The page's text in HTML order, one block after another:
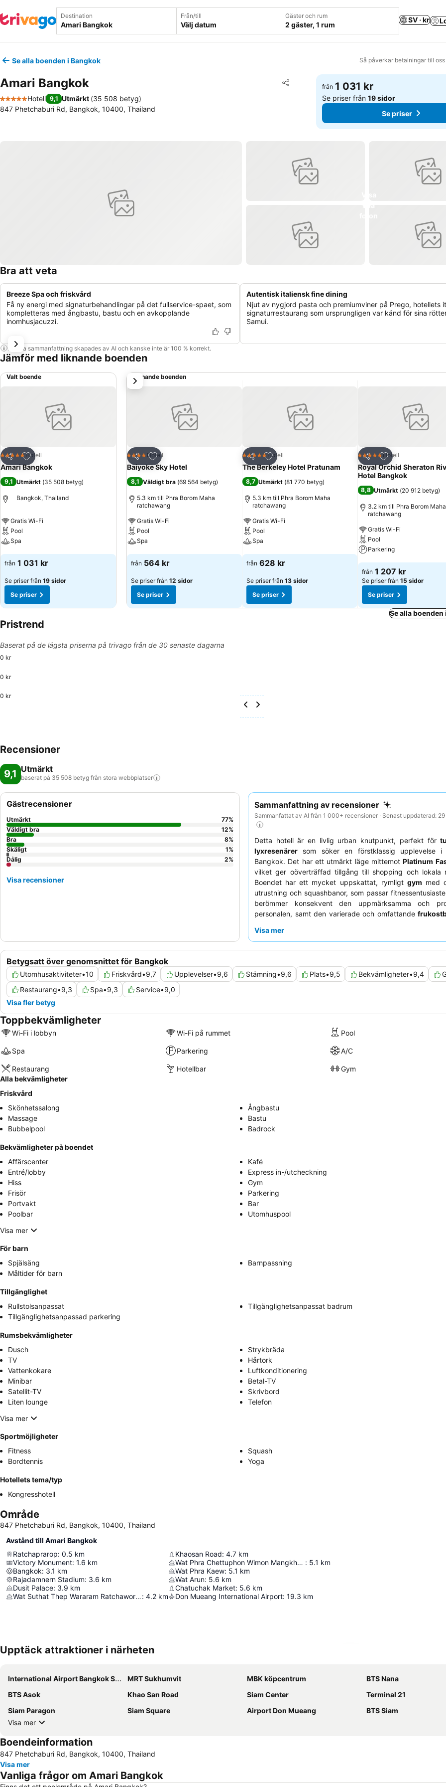
Destination Från/till
Välj datum
Gäster och rum
2 gäster, 1 rum
SV · kr
Se alla boenden i Bangkok Så påverkar betalningar till
Amari Bangkok Dela
Lägg till i Mina Favoriter
5 Stjärnor
Hotell 9,1 Utmärkt (35 508 betyg)
847 Phetchaburi Rd, Bangkok, 10400, Thailand
från 1 031 kr
Se priser från19 sidor
Se priser
Bra att veta
Breeze Spa och friskvård
Få ny energi med signaturbehandlingar på det fullservice-spaet, som
kompletteras med ångbastu, bastu och en avkopplande
inomhusjacuzzi.
Autentisk italiensk fine dining
Njut av nygjord pasta och premiumviner på Prego, hotellets
signaturrestaurang som ursprungligen var känd för sina
Samui.
Denna sammanfattning skapades av AI och kanske inte är 100 % korrekt.
Jämför med liknande boenden
Valt boende
Dela
Lägg till i Mina Favoriter
5 StjärnorHotell
Amari Bangkok
9,1 Utmärkt (35 508 betyg)
Bangkok, Thailand
Gratis Wi-Fi
Pool
Spa
Se priser
från 1 031 kr
Se priser från 19 sidor
Se priser
Liknande boenden
Dela
Lägg till i Mina Favoriter
4 StjärnorHotell
Baiyoke Sky Hotel
8,1 Väldigt bra (69 564 betyg)
5.3 km till Phra Borom Maha
ratchawang
Gratis Wi-Fi
Pool
Spa
Se priser
från 564 kr
Se priser från 12 sidor
Se priser
Dela
Lägg till i Mina Favoriter
5 StjärnorHotell
The Berkeley Hotel Pratunam
8,7 Utmärkt (81 770 betyg)
5.3 km till Phra Borom Maha
ratchawang
Gratis Wi-Fi
Pool
Spa
Se priser
från 628 kr
Se priser från 13 sidor
Se priser
Dela
Lägg till i Mina
5 StjärnorHotell
Royal Orchid Sheraton
Hotel Bangkok
8,8 Utmärkt (20 912 betyg)
3.2 km till Phra Borom Maha
ratchawang
Gratis Wi-Fi
Pool
Parkering
Se priser
från 1 207 kr
Se priser från 15 sidor
Se priser
nästa
Se alla boenden
Pristrend
Baserat på de lägsta priserna på trivago från de 30 senaste dagarna
0 kr
0 kr
0 kr
Recensioner
9,1 Utmärkt
baserat på 35 508 betyg från stora webbplatser
Sammanfattning av recensioner
Sammanfattat av AI från 1 000+ recensioner · Senast uppdaterad:
Detta hotell är en livlig urban knutpunkt, perfekt för
lyxresenärer som söker en förstklassig upplevelse
Bangkok. Det har ett utmärkt läge mittemotPlatinum
vilket ger oöverträffad tillgång till shopping och lokala
Boendet har ett mycket uppskattat, rymligt gym med
utrustning och squashbanor, som passar
berömmer konsekvent den uppmärksamma och
personalen, samt den varierade och omfattande
en förbättrad vistelse, överväg att boka ett rum på en
Visa mer
Betygsatt över genomsnittet för Bangkok
Utomhusaktiviteter•10 Friskvård•9,7 Upplevelser•9,6 Stämning•9,6 Plats•9,5 Bekvämligheter•9,4
Restaurang•9,3 Spa•9,3 Service•9,0
Visa fler betyg
Gästrecensioner
Utmärkt 77%
Väldigt bra
12%
Bra
8%
Skäligt
1%
Dålig
2%
Visa recensioner
Toppbekvämligheter
Wi-Fi i lobbyn Wi-Fi på rummet Pool
Spa Parkering A/C
Restaurang Hotellbar
Gym
Alla bekvämligheter
Friskvård
Skönhetssalong
Ångbastu
Massage
Bastu
Bubbelpool
Badrock
Bekvämligheter på boendet
Affärscenter
Kafé
Entré/lobby
Express in-/utcheckning
Hiss
Gym
Frisör
Parkering
Portvakt
Bar
Poolbar
Utomhuspool
Visa mer
För barn
Spjälsäng
Barnpassning
Måltider för barn
Tillgänglighet
Rullstolsanpassat
Tillgänglighetsanpassat badrum
Tillgänglighetsanpassad parkering
Rumsbekvämligheter
Dusch
Strykbräda
TV
Hårtork
Vattenkokare
Luftkonditionering
Minibar
Betal-TV
Satellit-TV
Skrivbord
Liten lounge
Telefon
Visa mer
Sportmöjligheter
Fitness
Squash
Bordtennis
Yoga
Hotellets tema/typ
Kongresshotell
Område
847 Phetchaburi Rd, Bangkok, 10400, Thailand
Avstånd till Amari Bangkok
Ratchaprarop: 0.5 km
Victory Monument: 1.6 km
Bangkok: 3.1 km
Rajadamnern Stadium: 3.6 km
Dusit Palace: 3.9 km
Wat Suthat Thep Wararam Ratchaworamahawihan: 4.2 km
Khaosan Road: 4.7 km
Wat Phra Chettuphon Wimon Mangkhalaram Ratchaworamahawihan : 5.1 km
Wat Phra Kaew: 5.1 km
Wat Arun: 5.6 km
Chatuchak Market: 5.6 km
Don Mueang International Airport: 19.3 km
Upptäck attraktioner i närheten
International Airport Bangkok Suvarnabhumi MRT Sukhumvit MBK köpcentrum
BTS Nana
BTS Asok
Khao San Road Siam Center
Terminal 21
Siam Paragon
Siam Square Airport Don Mueang
BTS Siam
Visa mer
Boendeinformation
847 Phetchaburi Rd, Bangkok, 10400, Thailand
Visa mer
Vanliga frågor om Amari Bangkok